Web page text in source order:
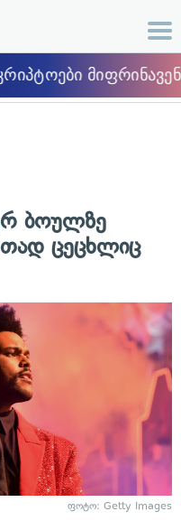
ბოულზე
ცეცხლიც
ფოტო: Getty Images